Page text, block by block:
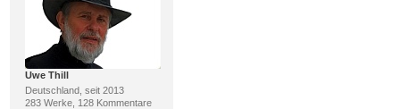
Uwe Thill
Deutschland, seit 2013
283 Werke, 128 Kommentare